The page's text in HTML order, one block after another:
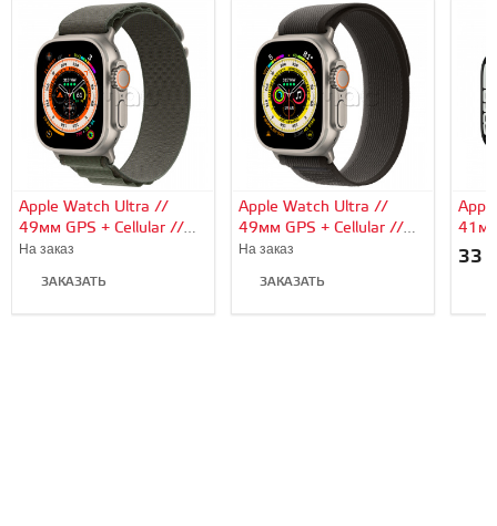
Apple Watch Ultra //
49мм GPS + Cellular //
Корпус из титана,
зеленого цвета, S
На заказ
ЗАКАЗАТЬ
Apple Watch Ultra //
49мм GPS + Cellular //
Корпус из титана,
черно-серого цвета, M/L
На заказ
ЗАКАЗАТЬ
33